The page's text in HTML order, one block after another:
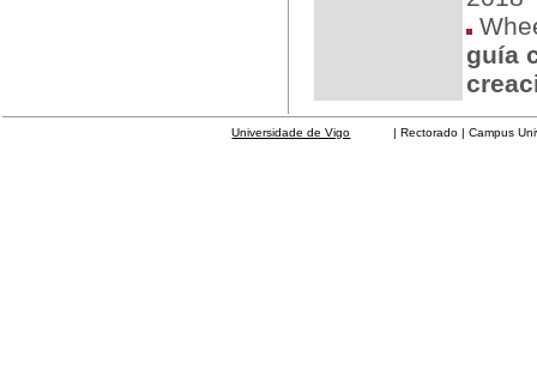
guía
Universidade de Vigo | Rectorado | Campus